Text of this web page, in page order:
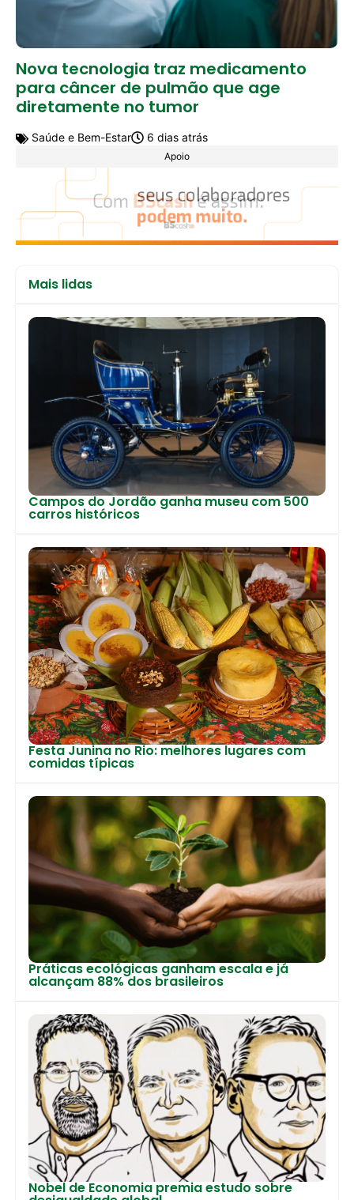
Nova tecnologia traz medicamento
para câncer de pulmão que age
diretamente no tumor
Saúde e Bem-Estar 6 dias atrás
Apoio
Mais lidas
Campos do Jordão ganha museu com 500
carros históricos
Festa Junina no Rio: melhores lugares com
comidas típicas
Práticas ecológicas ganham escala e já
alcançam 88% dos brasileiros
Nobel de Economia premia estudo sobre